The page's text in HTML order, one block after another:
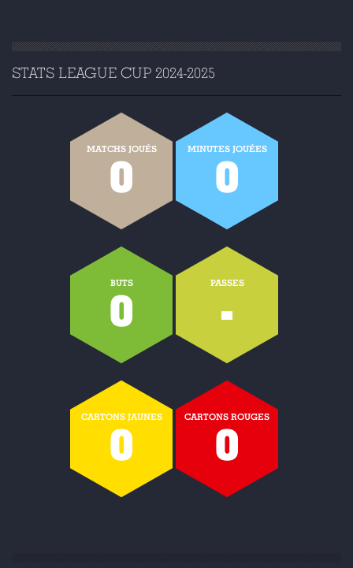
STATS LEAGUE CUP 2024-2025
MATCHS JOUÉS
0
MINUTES JOUÉES
0
BUTS
0
PASSES
-
CARTONS JAUNES
0
CARTONS ROUGES
0